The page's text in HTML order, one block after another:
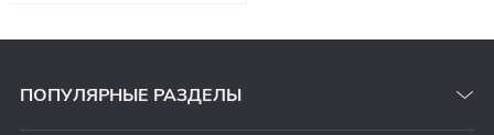
ПОПУЛЯРНЫЕ РАЗДЕЛЫ